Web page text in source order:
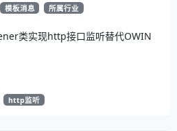
供合规通知场景开发支持
模板消息 所属行业
类实现http接口监听替代OWIN
http监听